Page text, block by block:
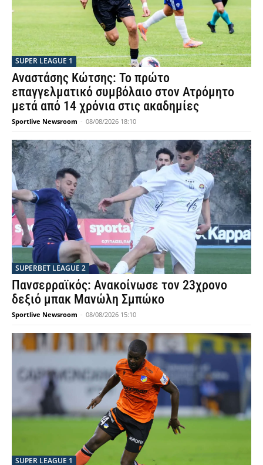
SUPER LEAGUE 1
Αναστάσης Κώτσης: Το πρώτο
επαγγελματικό συμβόλαιο στον Ατρόμητο
μετά από 14 χρόνια στις ακαδημίες
Sportlive Newsroom - 08/08/2026 18:10
SUPERBET LEAGUE 2
Πανσερραϊκός: Ανακοίνωσε τον 23χρονο
δεξιό μπακ Μανώλη Σμπώκο
Sportlive Newsroom - 08/08/2026 15:10
SUPER LEAGUE 1